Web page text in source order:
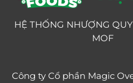
HỆ THỐNG NHƯỢNG
MOF
Công ty Cổ phần Magic